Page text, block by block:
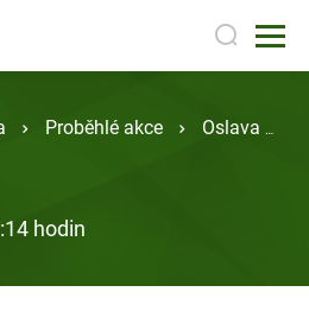
Proběhlé akce Oslava MDŽ
hodin